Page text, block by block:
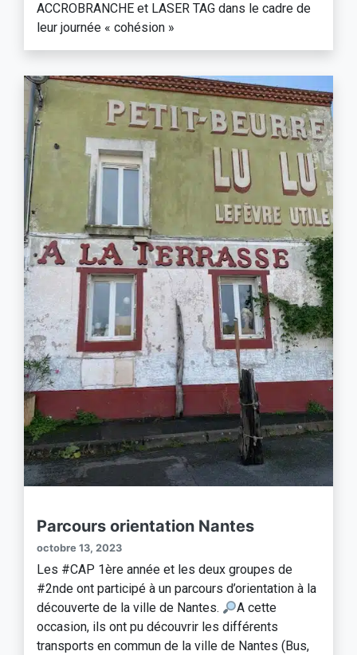
ACCROBRANCHE et LASER TAG dans le cadre de
leur journée « cohésion »
Parcours orientation Nantes
octobre 13, 2023
Les #CAP 1ère année et les deux groupes de
#2nde ont participé à un parcours d’orientation à la
découverte de la ville de Nantes.
A cette
occasion, ils ont pu découvrir les différents
transports en commun de la ville de Nantes (Bus,